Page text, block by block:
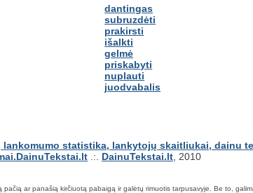
dantingas
subruzdėti
prakirsti
išalkti
gelmė
priskabyti
nuplauti
juodvabalis
.:. DainuTekstai.lt , 2010
ar panašią kirčiuotą pabaigą ir galėtų rimuotis tarpusavyje. Be to,